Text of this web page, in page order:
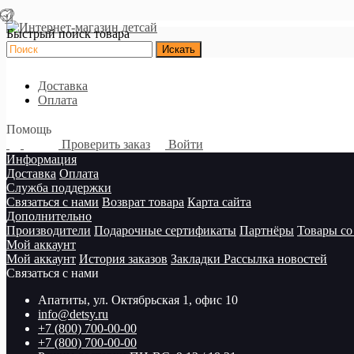
Быстрый поиск товара
Доставка
Оплата
Помощь
Проверить заказ
Войти
Информация
Доставка Оплата
Служба поддержки
Связаться с нами Возврат товара Карта сайта
Дополнительно
Производители Подарочные сертификаты Партнёры Товары
Мой аккаунт
Мой аккаунт История заказов Закладки Рассылка новостей
Связаться с нами
Апатиты, ул. Октябрьская 1, офис 10
info@detsy.ru
+7 (800) 700-00-00
+7 (800) 700-00-00